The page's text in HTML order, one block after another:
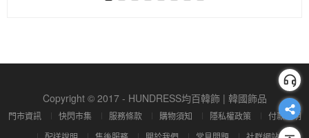
Copyright © 2017 - HUNDRESS均百韓飾 | 韓國飾品
門市資訊 快閃市集 服務條款 購物須知 隱私權政策
付款說明